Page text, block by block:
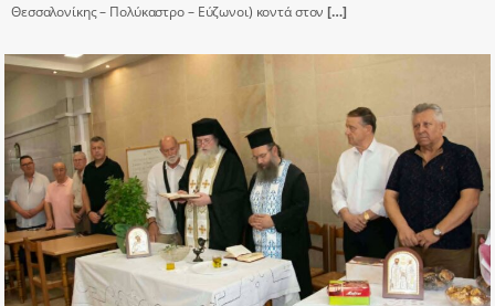
Θεσσαλονίκης – Πολύκαστρο – Εύζωνοι) κοντά στον […]